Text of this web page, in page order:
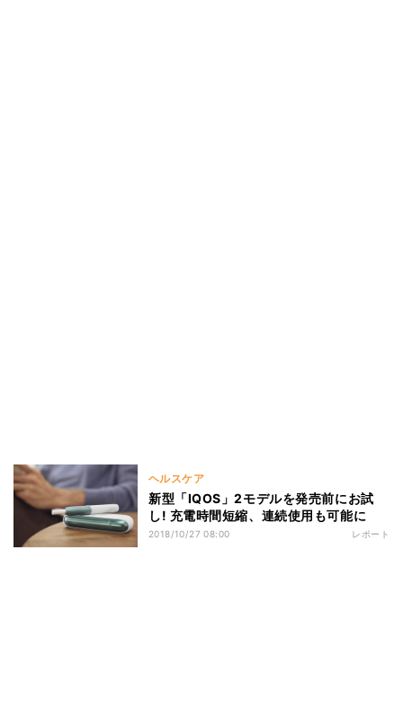
ヘルスケア
新型「IQOS」2モデルを発売前にお試
し! 充電時間短縮、連続使用も可能に
2018/10/27 08:00 レポート